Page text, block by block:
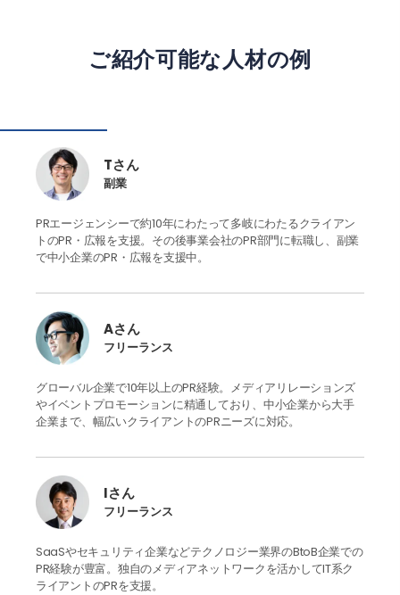
ご紹介可能な人材の例
Tさん
副業
PRエージェンシーで約10年にわたって多岐にわたるクライアン
トのPR・広報を支援。その後事業会社のPR部門に転職し、副業
で中小企業のPR・広報を支援中。
Aさん
フリーランス
グローバル企業で10年以上のPR経験。メディアリレーションズ
やイベントプロモーションに精通しており、中小企業から大手
企業まで、幅広いクライアントのPRニーズに対応。
Iさん
フリーランス
SaaSやセキュリティ企業などテクノロジー業界のBtoB企業での
PR経験が豊富。独自のメディアネットワークを活かしてIT系ク
ライアントのPRを支援。